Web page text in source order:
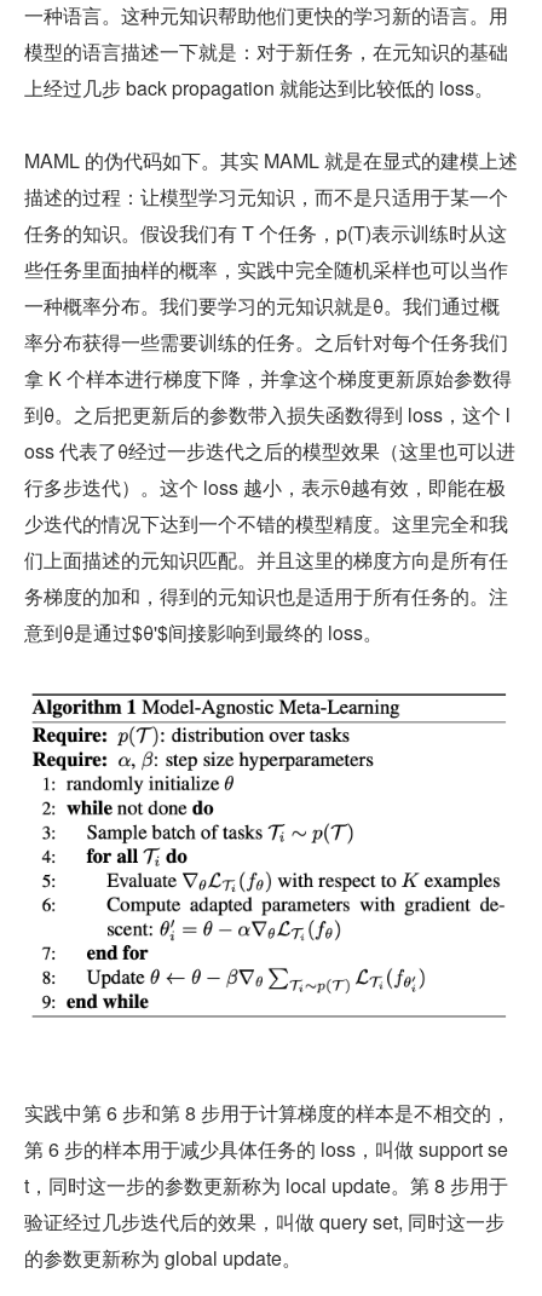
一种语言。这种元知识帮助他们更快的学习新的语言。用
模型的语言描述一下就是：对于新任务，在元知识的基础
上经过几步 back propagation 就能达到比较低的 loss。
MAML 的伪代码如下。其实 MAML 就是在显式的建模上述
描述的过程：让模型学习元知识，而不是只适用于某一个
任务的知识。假设我们有 T 个任务，p(T)表示训练时从这
些任务里面抽样的概率，实践中完全随机采样也可以当作
一种概率分布。我们要学习的元知识就是θ。我们通过概
率分布获得一些需要训练的任务。之后针对每个任务我们
拿 K 个样本进行梯度下降，并拿这个梯度更新原始参数得
到θ。之后把更新后的参数带入损失函数得到 loss，这个 l
oss 代表了θ经过一步迭代之后的模型效果（这里也可以进
行多步迭代）。这个 loss 越小，表示θ越有效，即能在极
少迭代的情况下达到一个不错的模型精度。这里完全和我
们上面描述的元知识匹配。并且这里的梯度方向是所有任
务梯度的加和，得到的元知识也是适用于所有任务的。注
意到θ是通过$θ'$间接影响到最终的 loss。
实践中第 6 步和第 8 步用于计算梯度的样本是不相交的，
第 6 步的样本用于减少具体任务的 loss，叫做 support se
t，同时这一步的参数更新称为 local update。第 8 步用于
验证经过几步迭代后的效果，叫做 query set, 同时这一步
的参数更新称为 global update。